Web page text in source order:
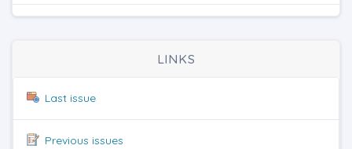
LINKS
Last issue
Previous issues